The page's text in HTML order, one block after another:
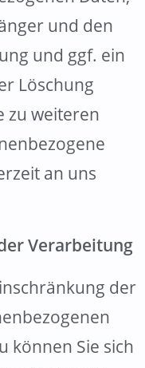
und den
und ggf. ein
Löschung
zu weiteren
an uns
Verarbeitung
der
können Sie sich